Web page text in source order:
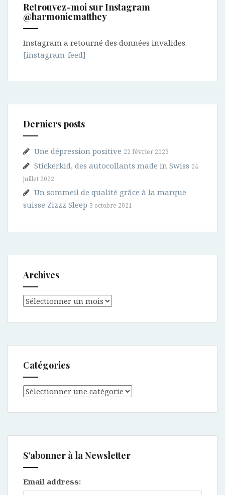
Retrouvez-moi sur Instagram
@harmoniematthey
Instagram a retourné des données invalides.
[instagram-feed]
Derniers posts
Une dépression positive 22 février 2023
Stickerkid, des autocollants made in Swiss 24
juillet 2022
Un sommeil de qualité grâce à la marque
suisse Zizzz Sleep 3 octobre 2021
Archives
Archives
Catégories
Catégories
S’abonner à la Newsletter
Email address: